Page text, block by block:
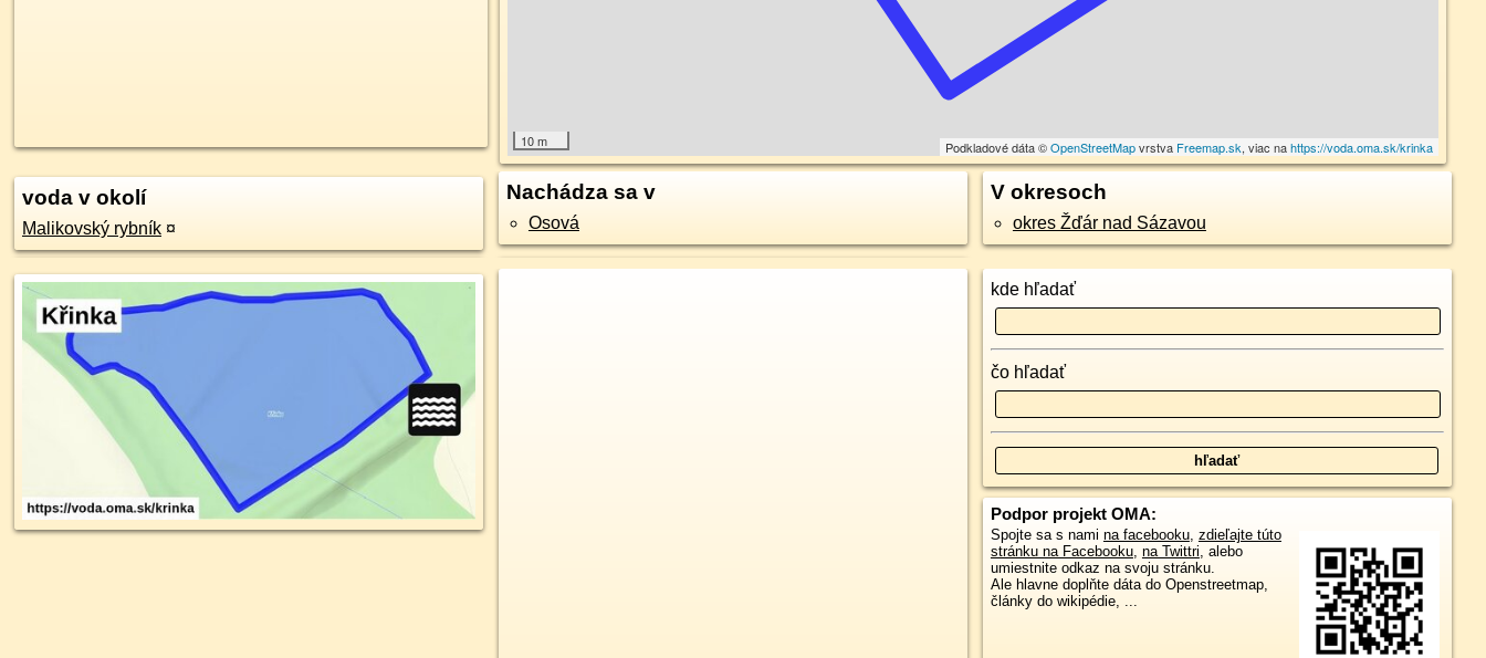
10 m Podkladové dáta ©OpenStreetMapvrstva Freemap.sk, viac nahttps://voda.oma.sk/krinka
voda v okolí
Malikovský rybník ¤
Nachádza sa v
Osová
V okresoch
okres Žďár nad Sázavou
kde hľadať
čo hľadať
Podpor projekt OMA:
Spojte sa s nami na facebooku, zdieľajte túto
stránku na Facebooku, na Twittri , alebo
umiestnite odkaz na svoju stránku.
Ale hlavne doplňte dáta do Openstreetmap,
články do wikipédie, ...